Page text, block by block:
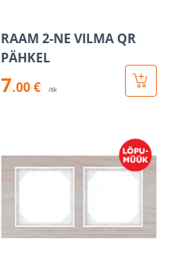
RAAM 2-NE VILMA QR
PÄHKEL
7.00 € /tk